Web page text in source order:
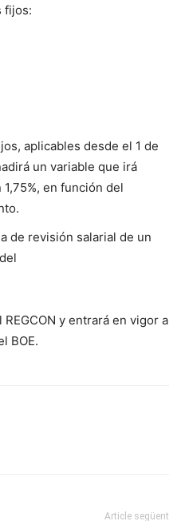
fijos:
aplicables desde el 1 de
un variable que irá
en función del
de revisión salarial de un
y entrará en vigor a
BOE.
Article següent